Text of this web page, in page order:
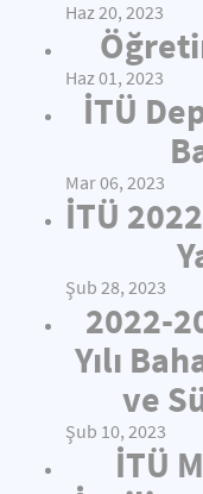
Haz 20, 2023
Haz 01, 2023
İTÜ
Mar 06, 2023
İTÜ
Şub 28, 2023
2022-
Yılı
ve
Şub 10, 2023
İTÜ